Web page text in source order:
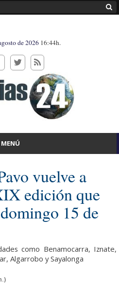
de 2026 16:44h.
MENÚ
vuelve a
edición que
15 de
como Benamocarra, Iznate,
Algarrobo y Sayalonga